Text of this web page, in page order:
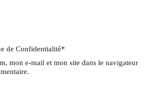
de Confidentialité*
mon e-mail et mon site dans le navigateur